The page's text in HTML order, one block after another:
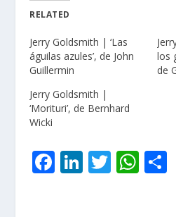
RELATED
Jerry Goldsmith | ‘Las
águilas azules’, de John
Guillermin
los
de
Jerry Goldsmith |
‘Morituri’, de Bernhard
Wicki
F Li T W